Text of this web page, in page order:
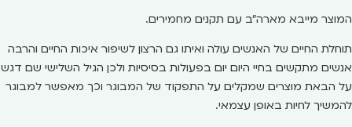
המוצר מייבא מארה"ב עם תקנים מחמירים.
תוחלת החיים של האנשים עולה ואיתו גם הרצון לשיפור איכות החיים והרבה
אנשים מתקשים בחיי היום יום בפעולות בסיסיות ולכן הגיל השלישי שם דגש
על הבאת מוצרים שמקלים על התפקוד של המבוגר וכך מאפשר למבוגר
להמשיך לחיות באופן עצמאי.